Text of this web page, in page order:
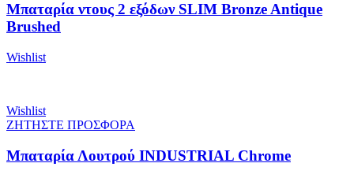
Μπαταρία ντους 2 εξόδων SLIM Bronze Antique
Brushed
Wishlist
Wishlist
ΖΗΤΗΣΤΕ ΠΡΟΣΦΟΡΑ
Μπαταρία Λουτρού INDUSTRIAL Chrome